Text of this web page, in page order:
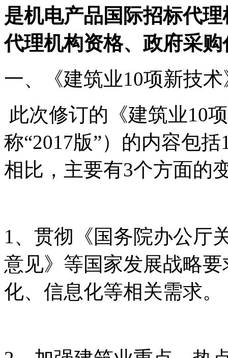
是机电产品国际招标代
代理机构资格、政府采
一、《建筑业10项新技
此次修订的《建筑业10
称“2017版”）的内容包
相比，主要有3个方面的
1、贯彻《国务院办公厅
意见》等国家发展战略
化、信息化等相关需求。